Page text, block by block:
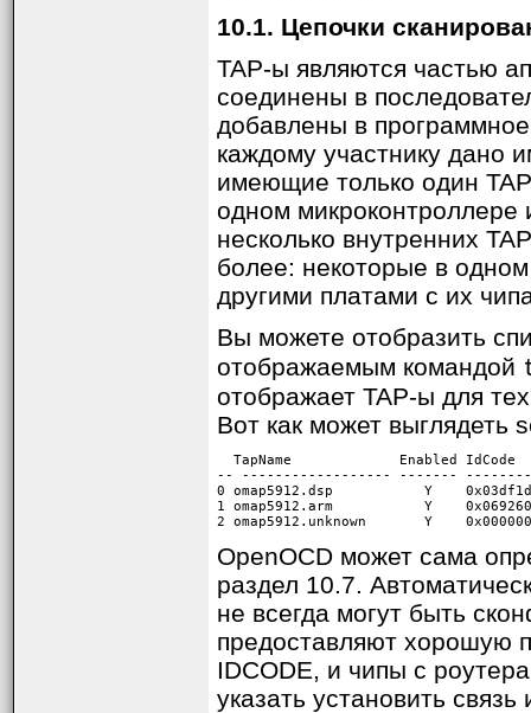
10.1. Цепочки
TAP-ы являются частью
соединены в
добавлены в
каждому участнику дано
имеющие только один
одном
несколько внутренних
более: некоторые в
другими платами с их
Вы можете отобразить
отображаемым командой
отображает TAP-ы для
Вот как может выглядеть
TapName             Enabled IdCode
-- ------------------ -------
0 omap5912.dsp           Y
1 omap5912.arm           Y
2 omap5912.unknown       Y
OpenOCD может сама
раздел 10.7.
не всегда могут быть
предоставляют хорошую
IDCODE, и чипы с
указать установить связь